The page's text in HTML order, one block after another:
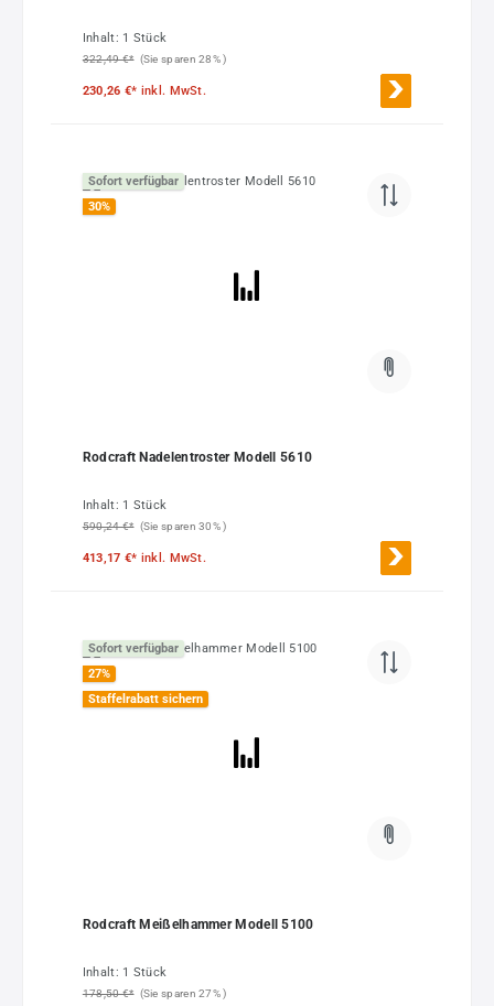
Inhalt: 1 Stück
322,49 €* (Sie sparen 28% )
230,26 €* inkl. MwSt.
Sofort verfügbar
30%
Rodcraft Nadelentroster Modell 5610
Inhalt: 1 Stück
590,24 €* (Sie sparen 30% )
413,17 €* inkl. MwSt.
Sofort verfügbar
27%
Staffelrabatt sichern
Rodcraft Meißelhammer Modell 5100
Inhalt: 1 Stück
178,50 €* (Sie sparen 27% )